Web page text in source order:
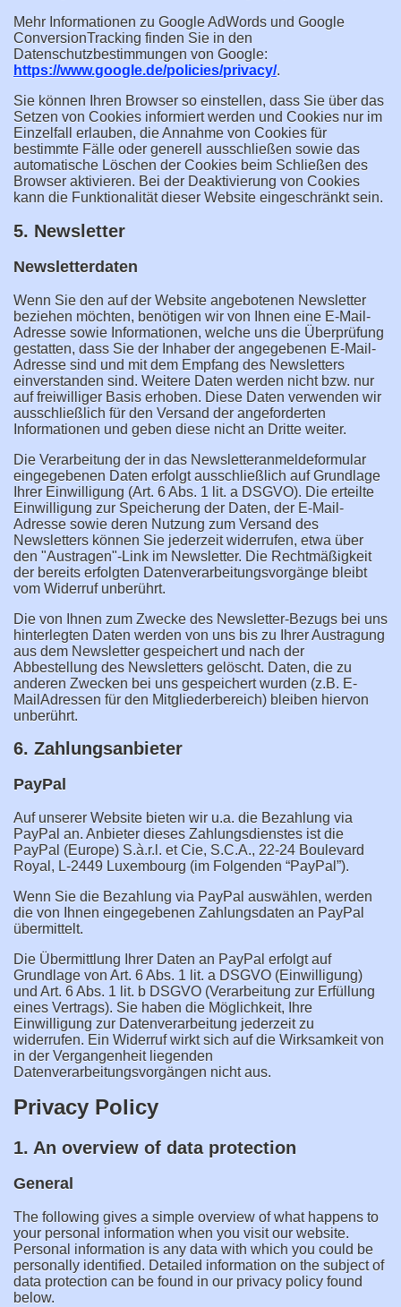
Mehr Informationen zu Google AdWords und Google
ConversionTracking finden Sie in den
Datenschutzbestimmungen von Google:
https://www.google.de/policies/privacy/.
Sie können Ihren Browser so einstellen, dass Sie über das
Setzen von Cookies informiert werden und Cookies nur im
Einzelfall erlauben, die Annahme von Cookies für
bestimmte Fälle oder generell ausschließen sowie das
automatische Löschen der Cookies beim Schließen des
Browser aktivieren. Bei der Deaktivierung von Cookies
kann die Funktionalität dieser Website eingeschränkt sein.
5. Newsletter
Newsletterdaten
Wenn Sie den auf der Website angebotenen Newsletter
beziehen möchten, benötigen wir von Ihnen eine E-Mail-
Adresse sowie Informationen, welche uns die Überprüfung
gestatten, dass Sie der Inhaber der angegebenen E-Mail-
Adresse sind und mit dem Empfang des Newsletters
einverstanden sind. Weitere Daten werden nicht bzw. nur
auf freiwilliger Basis erhoben. Diese Daten verwenden wir
ausschließlich für den Versand der angeforderten
Informationen und geben diese nicht an Dritte weiter.
Die Verarbeitung der in das Newsletteranmeldeformular
eingegebenen Daten erfolgt ausschließlich auf Grundlage
Ihrer Einwilligung (Art. 6 Abs. 1 lit. a DSGVO). Die erteilte
Einwilligung zur Speicherung der Daten, der E-Mail-
Adresse sowie deren Nutzung zum Versand des
Newsletters können Sie jederzeit widerrufen, etwa über
den "Austragen"-Link im Newsletter. Die Rechtmäßigkeit
der bereits erfolgten Datenverarbeitungsvorgänge bleibt
vom Widerruf unberührt.
Die von Ihnen zum Zwecke des Newsletter-Bezugs bei uns
hinterlegten Daten werden von uns bis zu Ihrer Austragung
aus dem Newsletter gespeichert und nach der
Abbestellung des Newsletters gelöscht. Daten, die zu
anderen Zwecken bei uns gespeichert wurden (z.B. E-
MailAdressen für den Mitgliederbereich) bleiben hiervon
unberührt.
6. Zahlungsanbieter
PayPal
Auf unserer Website bieten wir u.a. die Bezahlung via
PayPal an. Anbieter dieses Zahlungsdienstes ist die
PayPal (Europe) S.à.r.l. et Cie, S.C.A., 22-24 Boulevard
Royal, L-2449 Luxembourg (im Folgenden “PayPal”).
Wenn Sie die Bezahlung via PayPal auswählen, werden
die von Ihnen eingegebenen Zahlungsdaten an PayPal
übermittelt.
Die Übermittlung Ihrer Daten an PayPal erfolgt auf
Grundlage von Art. 6 Abs. 1 lit. a DSGVO (Einwilligung)
und Art. 6 Abs. 1 lit. b DSGVO (Verarbeitung zur Erfüllung
eines Vertrags). Sie haben die Möglichkeit, Ihre
Einwilligung zur Datenverarbeitung jederzeit zu
widerrufen. Ein Widerruf wirkt sich auf die Wirksamkeit von
in der Vergangenheit liegenden
Datenverarbeitungsvorgängen nicht aus.
Privacy Policy
1. An overview of data protection
General
The following gives a simple overview of what happens to
your personal information when you visit our website.
Personal information is any data with which you could be
personally identified. Detailed information on the subject of
data protection can be found in our privacy policy found
below.